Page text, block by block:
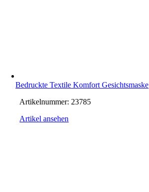
Bedruckte Textile Komfort Gesichtsmaske
Artikelnummer: 23785
Artikel ansehen